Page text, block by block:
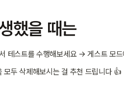
했을 때는
테스트를 수행해보세요 → 게스트 모
모두 삭제해보시는 걸 추천 드립니다 👍